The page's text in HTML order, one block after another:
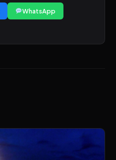
WhatsApp